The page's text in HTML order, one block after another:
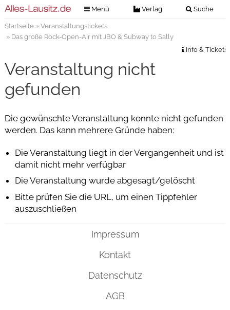
Menü Verlag Suche
Verlag
Kontakt
Impressum
Nachrichten
Veranstaltungstickets
Anzeigenannahme
Digitale Ausgaben
Startseite» Veranstaltungstickets
» Das große Rock-Open-Air mit JBO & Subway to Sally
Info & Tickets
Veranstaltung nicht
gefunden
Die gewünschte Veranstaltung konnte nicht gefunden
werden. Das kann mehrere Gründe haben:
Die Veranstaltung liegt in der Vergangenheit und ist
damit nicht mehr verfügbar
Die Veranstaltung wurde abgesagt/gelöscht
Bitte prüfen Sie die URL, um einen Tippfehler
auszuschließen
Impressum
Kontakt
Datenschutz
AGB